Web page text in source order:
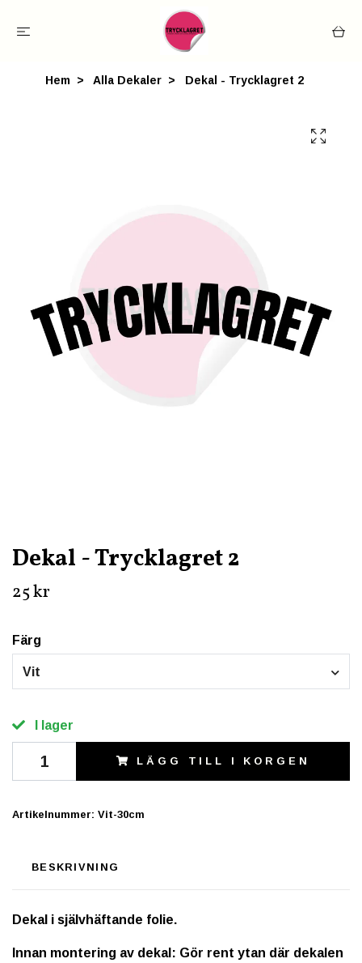
Hem Alla Dekaler Dekal - Trycklagret 2
Dekal - Trycklagret 2
25 kr
Färg
Vit
I lager
LÄGG TILL I KORGEN
Artikelnummer: Vit-30cm
BESKRIVNING
Dekal i självhäftande folie.
Innan montering av dekal: Gör rent ytan där dekalen